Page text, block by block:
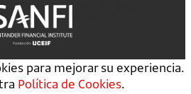
para mejorar su experiencia.
Política de Cookies.